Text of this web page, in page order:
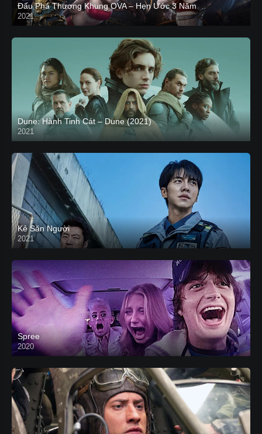
Đấu Phá Thương Khung OVA – Hẹn Ước 3 Năm
2021
Dune: Hành Tinh Cát – Dune (2021)
2021
HD VIETSUB
Kẻ Săn Người
2021
Spree
2020